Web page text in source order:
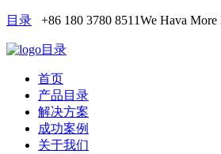
目录 +86 180 3780 8511We Hava More
目录
首页
产品目录
解决方案
成功案例
关于我们